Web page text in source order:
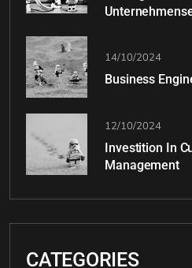
14/10/2024
Business
12/10/2024
Investition In
Management
CATEGORIES